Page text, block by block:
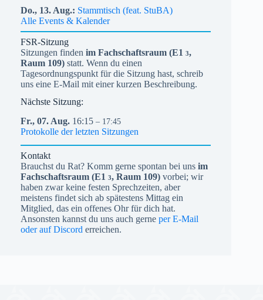
Do., 13. Aug. Stammtisch (feat. StuBA)
Alle Events & Kalender
FSR-Sitzung
Sitzungen finden im Fachschaftsraum (E1 3,
Raum 109) statt. Wenn du einen
Tagesordnungspunkt für die Sitzung hast, schreib
uns eine E-Mail mit einer kurzen Beschreibung.
Nächste Sitzung:
Fr., 07. Aug. 16:15 – 17:45
Protokolle der letzten Sitzungen
Kontakt
Brauchst du Rat? Komm gerne spontan bei uns im
Fachschaftsraum (E1 3, Raum 109) vorbei; wir
haben zwar keine festen Sprechzeiten, aber
meistens findet sich ab spätestens Mittag ein
Mitglied, das ein offenes Ohr für dich hat.
Ansonsten kannst du uns auch gerne per E-Mail
oder auf Discord erreichen.